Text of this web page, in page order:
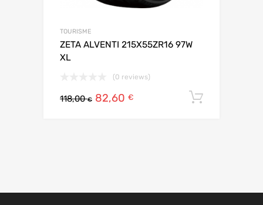
TOURISME
ZETA ALVENTI 215X55ZR16 97W
XL
(0 reviews)
118,00€ 82,60 €